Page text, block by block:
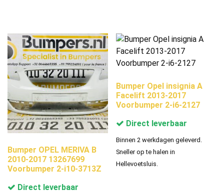
Bumper OPEL MERIVA B
2010-2017 13267699
Voorbumper 2-i10-3713Z
Direct leverbaar
Bumper Opel insignia A
Facelift 2013-2017
Voorbumper 2-i6-2127
Direct leverbaar
Binnen 2 werkdagen geleverd.
Sneller op te halen in
Hellevoetsluis.